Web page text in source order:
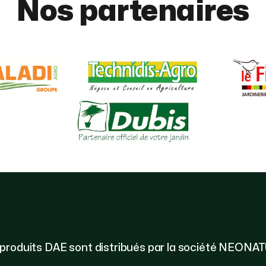
Nos partenaires
DAE sont distribués par la société